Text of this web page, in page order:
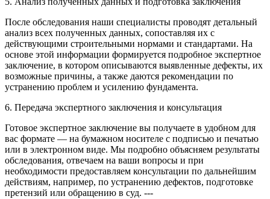
После обследования наши специалисты проводят детальный
анализ всех полученных данных, сопоставляя их с
действующими строительными нормами и стандартами. На
основе этой информации формируется подробное экспертное
заключение, в котором описываются выявленные дефекты, их
возможные причины, а также даются рекомендации по
устранению проблем и усилению фундамента.
6. Передача экспертного заключения и консультация
Готовое экспертное заключение вы получаете в удобном для
вас формате — на бумажном носителе с подписью и печатью
или в электронном виде. Мы подробно объясняем результаты
обследования, отвечаем на ваши вопросы и при
необходимости предоставляем консультации по дальнейшим
действиям, например, по устранению дефектов, подготовке
претензий или обращению в суд. ---